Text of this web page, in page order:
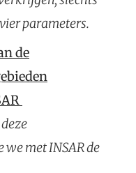
parameters.
de
met INSAR de